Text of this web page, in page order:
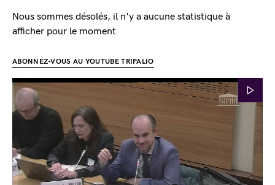
Nous sommes désolés, il n'y a aucune statistique à
afficher pour le moment
ABONNEZ-VOUS AU YOUTUBE TRIPALIO